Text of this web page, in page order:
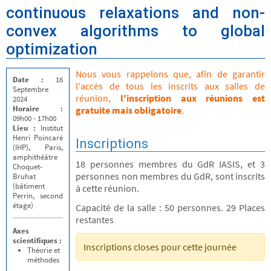
continuous relaxations and non-
convex algorithms to global
optimization
Date : 16
Septembre
2024
Horaire :
09h00 - 17h00
Lieu : Institut
Henri Poincaré
(IHP), Paris,
amphithéâtre
Choquet-
Bruhat
(bâtiment
Perrin, second
étage)
Axes
scientifiques :
Théorie et
méthodes
Nous vous rappelons que, afin de garantir
l'accès de tous les inscrits aux salles de
réunion, l'inscription aux réunions est
gratuite mais obligatoire.
Inscriptions
18 personnes membres du GdR IASIS, et 3
personnes non membres du GdR, sont inscrits
à cette réunion.
Capacité de la salle : 50 personnes. 29 Places
restantes
Inscriptions closes pour cette journée